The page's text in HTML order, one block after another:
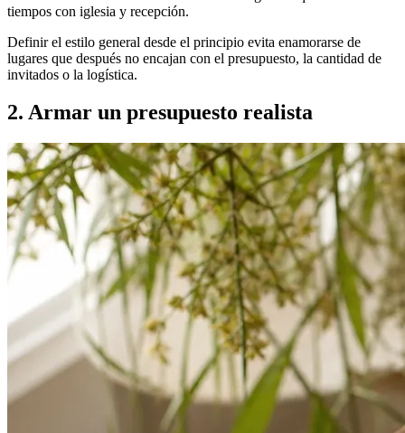
tiempos con iglesia y recepción.
Definir el estilo general desde el principio evita enamorarse de
lugares que después no encajan con el presupuesto, la cantidad de
invitados o la logística.
2. Armar un presupuesto realista